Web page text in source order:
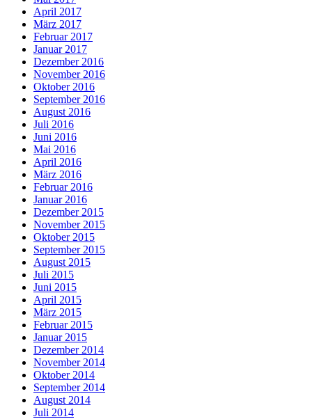
April 2017
März 2017
Februar 2017
Januar 2017
Dezember 2016
November 2016
Oktober 2016
September 2016
August 2016
Juli 2016
Juni 2016
Mai 2016
April 2016
März 2016
Februar 2016
Januar 2016
Dezember 2015
November 2015
Oktober 2015
September 2015
August 2015
Juli 2015
Juni 2015
April 2015
März 2015
Februar 2015
Januar 2015
Dezember 2014
November 2014
Oktober 2014
September 2014
August 2014
Juli 2014